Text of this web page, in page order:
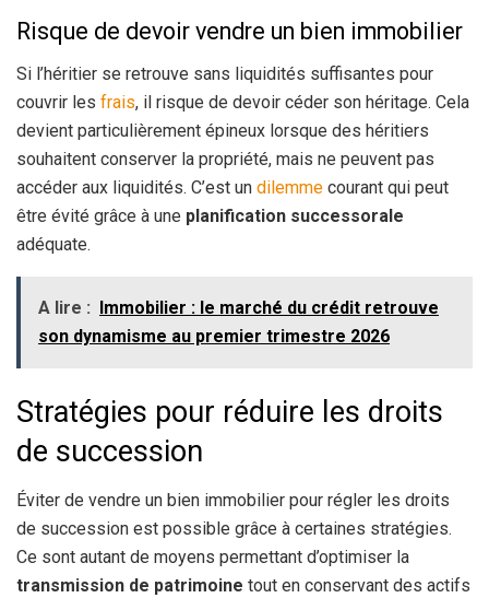
Risque de devoir vendre un bien immobilier
Si l’héritier se retrouve sans liquidités suffisantes pour
couvrir les frais, il risque de devoir céder son héritage. Cela
devient particulièrement épineux lorsque des héritiers
souhaitent conserver la propriété, mais ne peuvent pas
accéder aux liquidités. C’est un dilemme courant qui peut
être évité grâce à une planification successorale
adéquate.
A lire : Immobilier : le marché du crédit retrouve
son dynamisme au premier trimestre 2026
Stratégies pour réduire les droits
de succession
Éviter de vendre un bien immobilier pour régler les droits
de succession est possible grâce à certaines stratégies.
Ce sont autant de moyens permettant d’optimiser la
transmission de patrimoine tout en conservant des actifs